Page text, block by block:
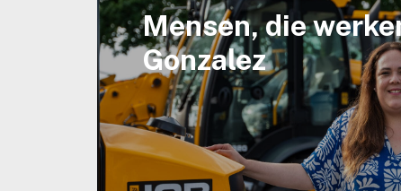
Mensen, die
Gonzalez